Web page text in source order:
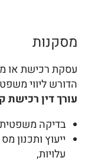
מסקנות
עסקת רכישת או
הדורש ליווי
עורך דין
בדיקה
ייעוץ ותכנון
עלויות,